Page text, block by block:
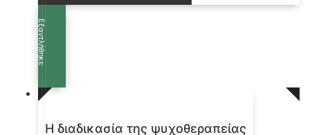
Εξαντλήθηκε
Η διαδικασία της ψυχοθεραπείας